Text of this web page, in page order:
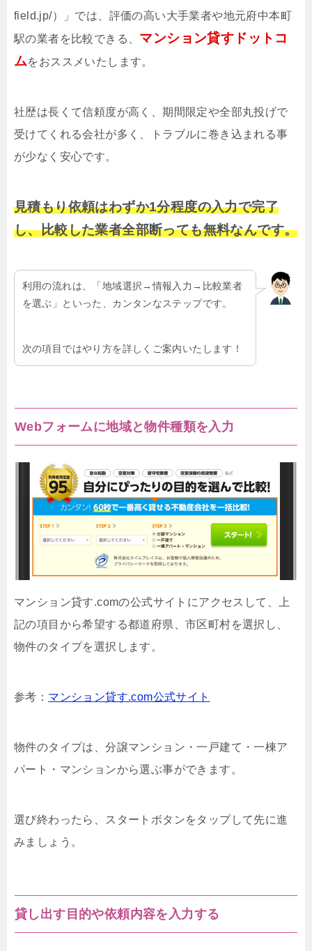
field.jp/）」では、評価の高い大手業者や地元府中本町
駅の業者を比較できる、 マンション貸すドットコ
ムをおススメいたします。
社歴は長くて信頼度が高く、期間限定や全部丸投げで
受けてくれる会社が多く、トラブルに巻き込まれる事
が少なく安心です。
見積もり依頼はわずか1分程度の入力で完了
し、比較した業者全部断っても無料なんです。
利用の流れは、「地域選択→情報入力→比較業者
を選ぶ」といった、カンタンなステップです。
次の項目ではやり方を詳しくご案内いたします！
Webフォームに地域と物件種類を入力
マンション貸す.comの公式サイトにアクセスして、上
記の項目から希望する都道府県、市区町村を選択し、
物件のタイプを選択します。
参考： マンション貸す.com公式サイト
物件のタイプは、分譲マンション・一戸建て・一棟ア
パート・マンションから選ぶ事ができます。
選び終わったら、スタートボタンをタップして先に進
みましょう。
貸し出す目的や依頼内容を入力する